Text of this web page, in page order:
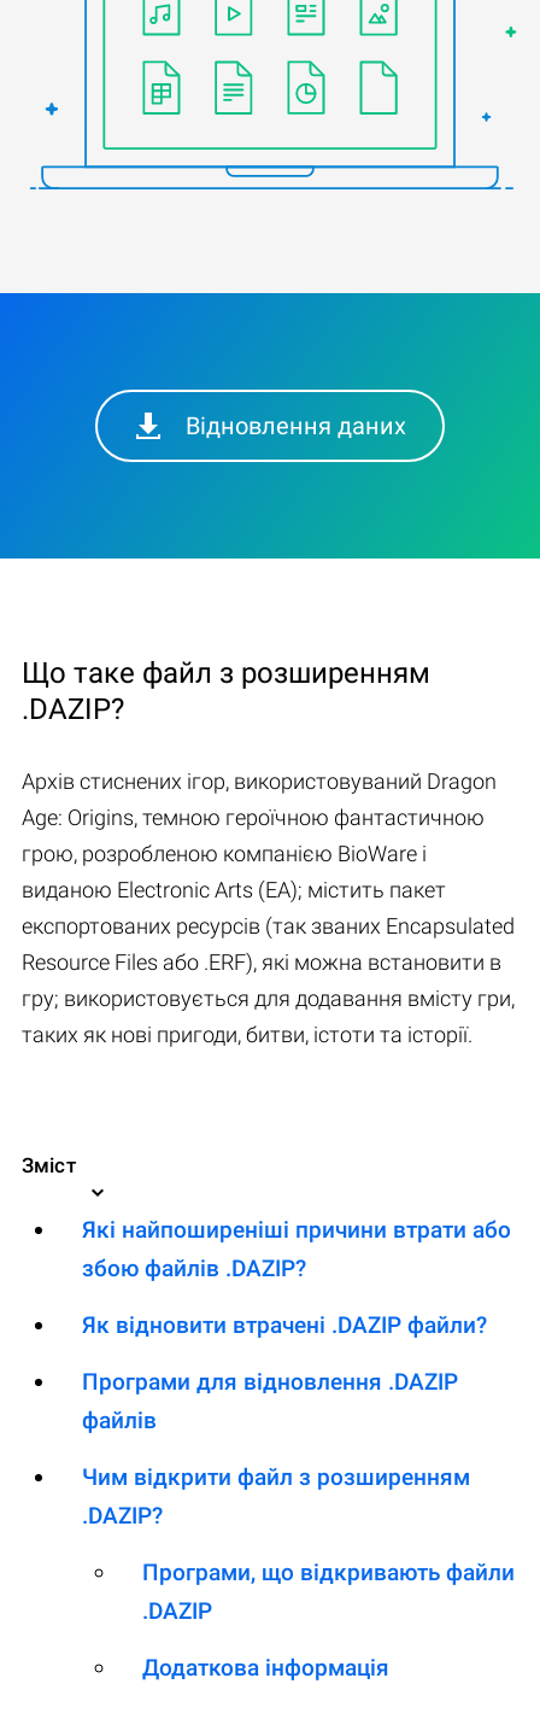
Відновлення даних
Що таке файл з розширенням
.DAZIP?
Архів стиснених ігор, використовуваний Dragon
Age: Origins, темною героїчною фантастичною
грою, розробленою компанією BioWare і
виданою Electronic Arts (EA); містить пакет
експортованих ресурсів (так званих Encapsulated
Resource Files або .ERF), які можна встановити в
гру; використовується для додавання вмісту гри,
таких як нові пригоди, битви, істоти та історії.
Зміст
Які найпоширеніші причини втрати або
збою файлів .DAZIP?
Як відновити втрачені .DAZIP файли?
Програми для відновлення .DAZIP
файлів
Чим відкрити файл з розширенням
.DAZIP?
Програми, що відкривають файли
.DAZIP
Додаткова інформація